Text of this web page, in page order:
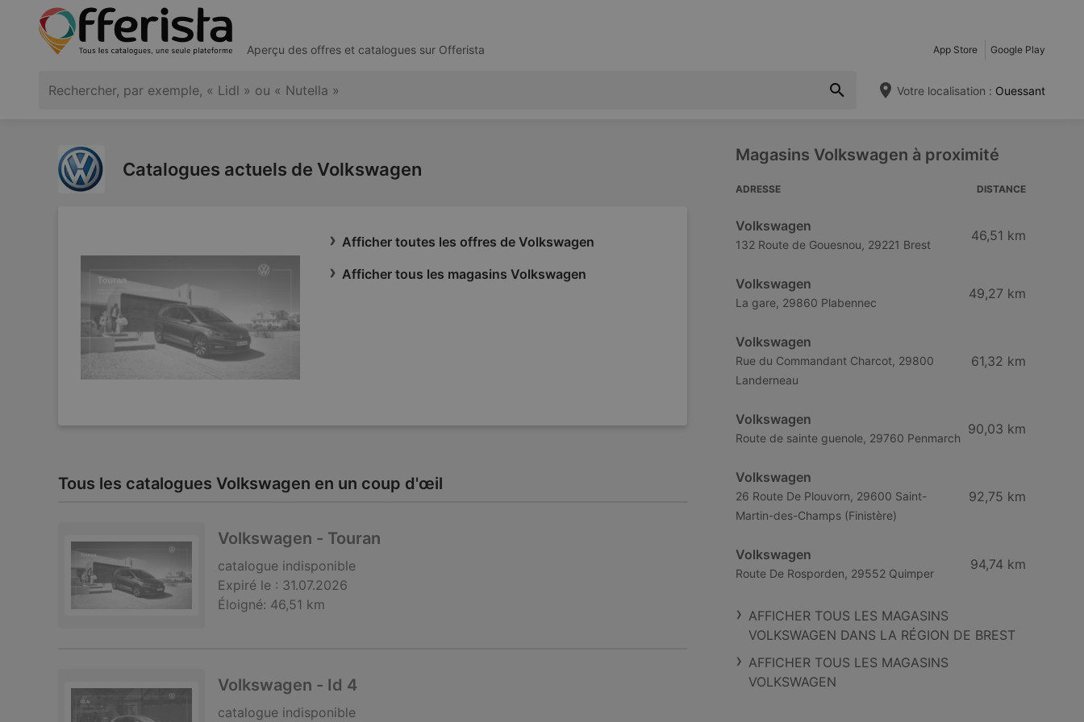
Aperçu des offres et catalogues sur Offerista App Store Google Play
Votre localisation : Ouessant
Catalogues actuels de Volkswagen
Afficher toutes les offres de Volkswagen
Afficher tous les magasins Volkswagen
Tous les catalogues Volkswagen en un coup d'œil
Volkswagen - Touran
catalogue indisponible
Expiré le : 31.07.2026
Éloigné: 46,51 km
Volkswagen - Id 4
catalogue indisponible
Magasins Volkswagen à proximité
ADRESSE DISTANCE
Volkswagen
132 Route de Gouesnou, 29221 Brest
46,51 km
Volkswagen
La gare, 29860 Plabennec
49,27 km
Volkswagen
Rue du Commandant Charcot, 29800
Landerneau
61,32 km
Volkswagen
Route de sainte guenole, 29760 Penmarch
90,03 km
Volkswagen
26 Route De Plouvorn, 29600 Saint-
Martin-des-Champs (Finistère)
92,75 km
Volkswagen
Route De Rosporden, 29552 Quimper
94,74 km
AFFICHER TOUS LES MAGASINS
VOLKSWAGEN DANS LA RÉGION DE BREST
AFFICHER TOUS LES MAGASINS
VOLKSWAGEN